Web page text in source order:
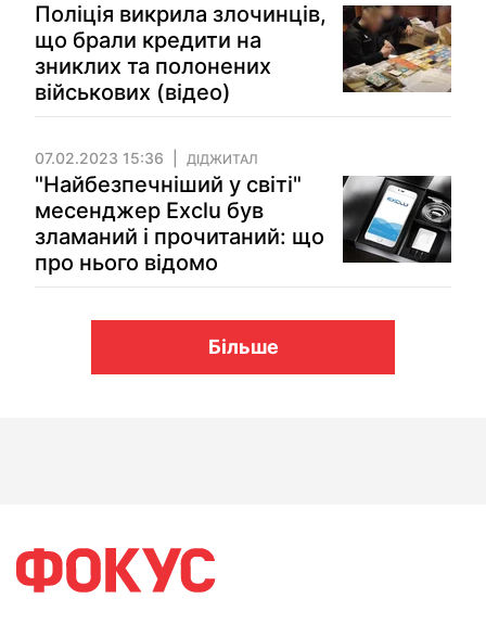
Поліція викрила злочинців,
що брали кредити на
зниклих та полонених
військових (відео)
07.02.2023 15:36 ДІДЖИТАЛ
"Найбезпечніший у світі"
месенджер Exclu був
зламаний і прочитаний: що
про нього відомо
Більше